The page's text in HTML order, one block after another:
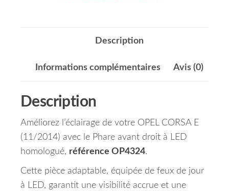
Description
Informations complémentaires Avis (0)
Description
Améliorez l’éclairage de votre OPEL CORSA E
(11/2014) avec le Phare avant droit à LED
homologué, référence OP4324.
Cette pièce adaptable, équipée de feux de jour
à LED, garantit une visibilité accrue et une